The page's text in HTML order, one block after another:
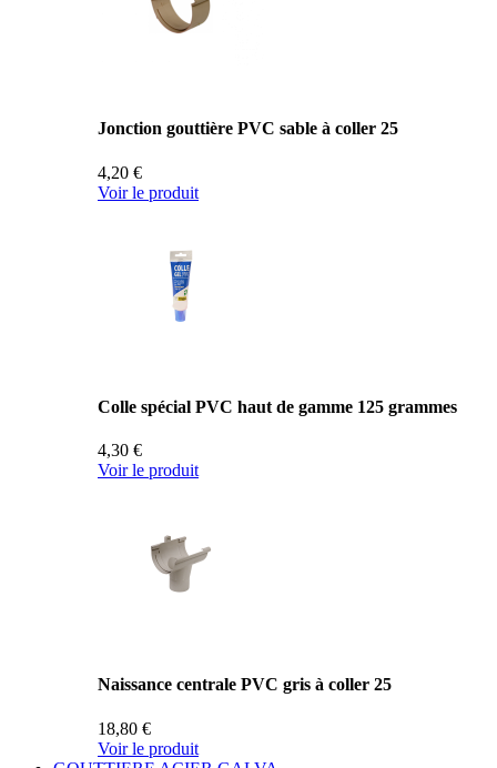
Jonction gouttière PVC sable à coller 25
4,20 €
Voir le produit
Colle spécial PVC haut de gamme 125 grammes
4,30 €
Voir le produit
Naissance centrale PVC gris à coller 25
18,80 €
Voir le produit